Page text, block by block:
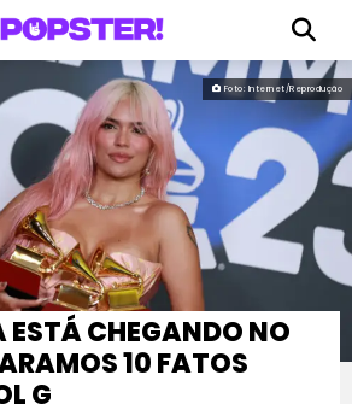
Foto: Internet/Reprodução
CHEGANDO NO
10 FATOS
G